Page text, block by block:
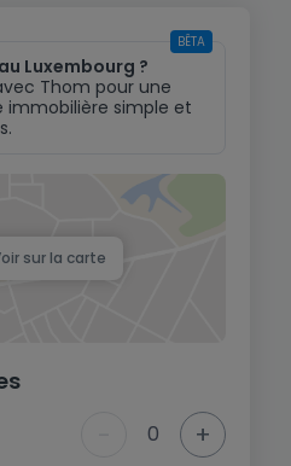
Luxembourg ?
Thom pour une
immobilière simple et
BÊTA
sur la carte
0 +